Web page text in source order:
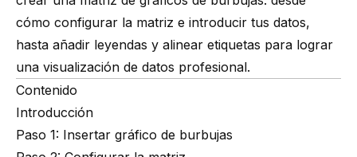
cómo configurar la matriz e introducir tus datos,
hasta añadir leyendas y alinear etiquetas para lograr
una visualización de datos profesional.
Contenido
Introducción
Paso 1: Insertar gráfico de burbujas